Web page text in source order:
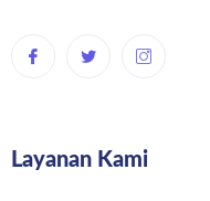
Layanan Kami